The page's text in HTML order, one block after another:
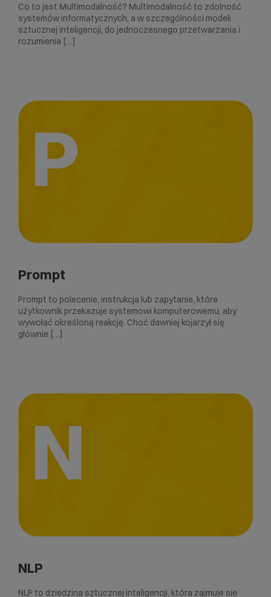
Co to jest Multimodalność? Multimodalność to zdolność
systemów informatycznych, a w szczególności modeli
sztucznej inteligencji, do jednoczesnego przetwarzania i
rozumienia […]
P
Prompt
Prompt to polecenie, instrukcja lub zapytanie, które
użytkownik przekazuje systemowi komputerowemu, aby
wywołać określoną reakcję. Choć dawniej kojarzył się
głównie […]
N
NLP
NLP to dziedzina sztucznej inteligencji, która zajmuje się